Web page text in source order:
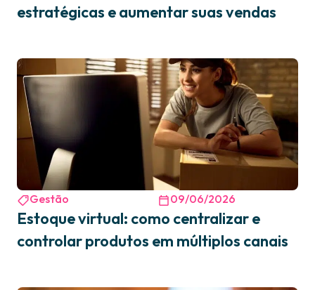
estratégicas e aumentar suas vendas
Gestão 09/06/2026
Estoque virtual: como centralizar e
controlar produtos em múltiplos canais